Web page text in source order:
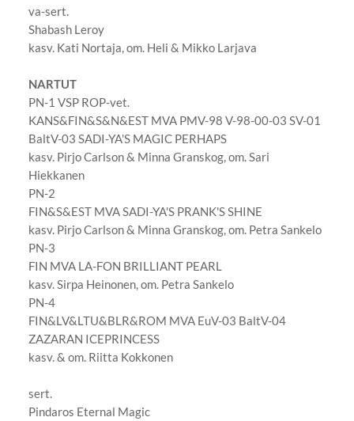
va-sert.
Shabash Leroy
kasv. Kati Nortaja, om. Heli & Mikko Larjava
NARTUT
PN-1 VSP ROP-vet.
KANS&FIN&S&N&EST MVA PMV-98 V-98-00-03 SV-01
BaltV-03 SADI-YA'S MAGIC PERHAPS
kasv. Pirjo Carlson & Minna Granskog, om. Sari
Hiekkanen
PN-2
FIN&S&EST MVA SADI-YA'S PRANK'S SHINE
kasv. Pirjo Carlson & Minna Granskog, om. Petra Sankelo
PN-3
FIN MVA LA-FON BRILLIANT PEARL
kasv. Sirpa Heinonen, om. Petra Sankelo
PN-4
FIN&LV&LTU&BLR&ROM MVA EuV-03 BaltV-04
ZAZARAN ICEPRINCESS
kasv. & om. Riitta Kokkonen
sert.
Pindaros Eternal Magic